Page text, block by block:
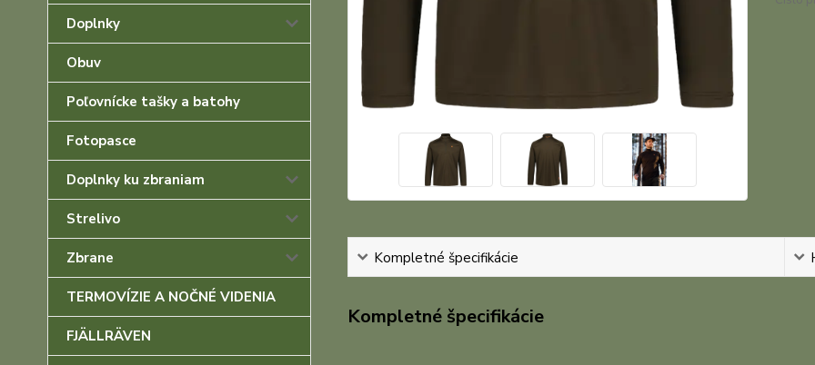
Doplnky
Obuv
Poľovnícke tašky a batohy
Fotopasce
Doplnky ku zbraniam
Strelivo
Zbrane
TERMOVÍZIE A NOČNÉ VIDENIA
FJÄLLRÄVEN
Kompletné špecifikácie
Kompletné špecifikácie